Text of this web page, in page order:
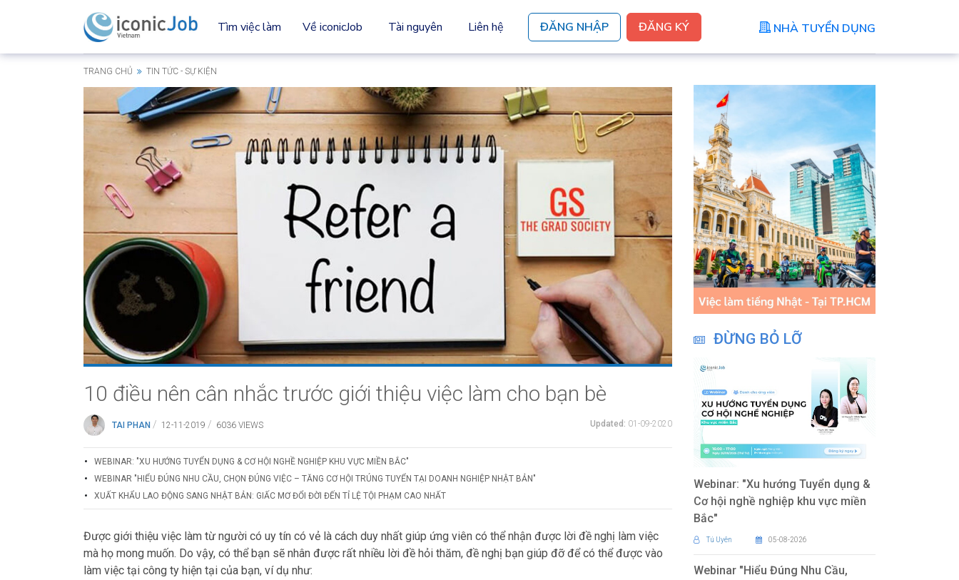
ĐĂNG NHẬP ĐĂNG KÝ NHÀ TUYỂN DỤNG
Tìm việc làm Về iconicJob Tài nguyên Liên hệ
TRANG CHỦ TIN TỨC - SỰ KIỆN
10 điều nên cân nhắc trước giới thiệu việc làm cho bạn bè
TAI PHAN / 12-11-2019 / 6036 VIEWS Updated: 01-09-2020
WEBINAR: "XU HƯỚNG TUYỂN DỤNG & CƠ HỘI NGHỀ NGHIỆP KHU VỰC MIỀN BẮC"
WEBINAR "HIỂU ĐÚNG NHU CẦU, CHỌN ĐÚNG VIỆC – TĂNG CƠ HỘI TRÚNG TUYỂN TẠI DOANH NGHIỆP NHẬT BẢN"
XUẤT KHẨU LAO ĐỘNG SANG NHẬT BẢN: GIẤC MƠ ĐỔI ĐỜI ĐẾN TỈ LỆ TỘI PHẠM CAO NHẤT
Được giới thiệu việc làm từ người có uy tín có vẻ là cách duy nhất giúp ứng viên có thể nhận được lời đề nghị làm việc
mà họ mong muốn. Do vậy, có thể bạn sẽ nhân được rất nhiều lời đề hỏi thăm, đề nghị bạn giúp đỡ để có thể được vào
làm việc tại công ty hiện tại của bạn, ví dụ như:
ĐỪNG BỎ LỠ
Webinar: "Xu hướng Tuyển dụng &
Cơ hội nghề nghiệp khu vực miền
Bắc"
Tú Uyên 05-08-2026
Webinar "Hiểu Đúng Nhu Cầu,